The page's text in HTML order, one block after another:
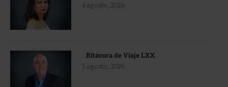
4 agosto, 2026
Bitácora de Viaje LXX
3 agosto, 2026